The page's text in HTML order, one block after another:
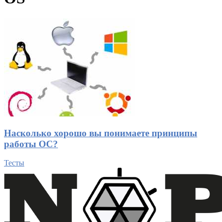
Насколько хорошо вы понимаете принципы
работы ОС?
Тесты